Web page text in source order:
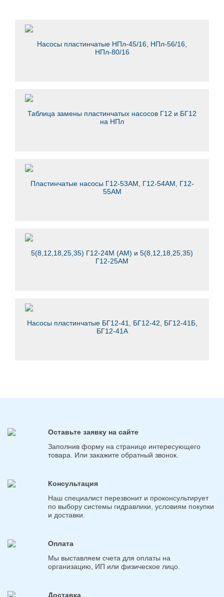
Насосы пластинчатые НПл-45/16, НПл-56/16,
НПл-80/16
Таблица замены пластинчатых насосов Г12 и БГ12
на НПл
Пластинчатые насосы Г12-53АМ, Г12-54АМ, Г12-
55АМ
5(8,12,18,25,35) Г12-24М (АМ) и 5(8,12,18,25,35)
Г12-25АМ
Насосы пластинчатые БГ12-41, БГ12-42, БГ12-41Б,
БГ12-41А
Оставьте заявку на сайте
Заполнив форму на странице интересующего
товара. Или закажите обратный звонок.
Консультация
Наш специалист перезвонит и проконсультирует
по выбору системы гидравлики, условиям покупки
и доставки.
Оплата
Мы выставляем счета для оплаты на
организацию, ИП или физическое лицо.
Доставка